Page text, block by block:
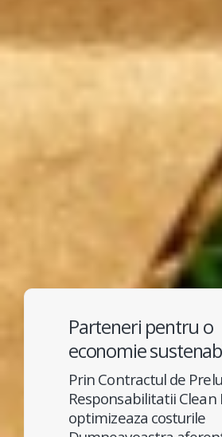
Parteneri pentru o
economie
Prin Contractul de
Responsabilitatii Clean
optimizeaza costurile